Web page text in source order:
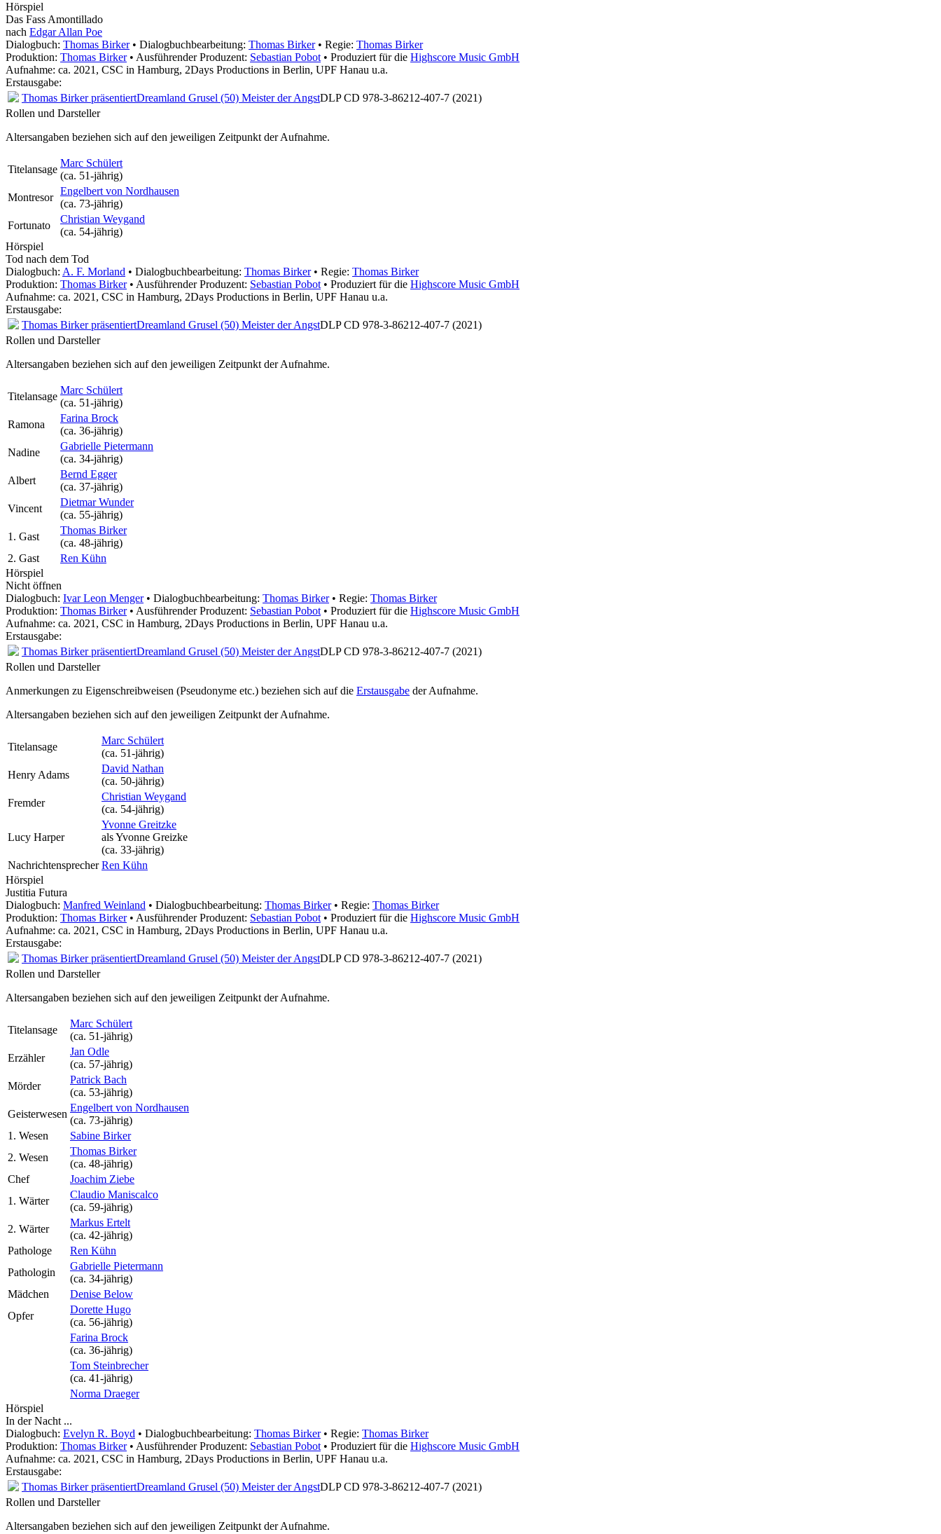
Hörspiel
Das Fass Amontillado
nach Edgar Allan Poe
Dialogbuch: Thomas Birker• Dialogbuchbearbeitung: Thomas Birker• Regie: Thomas Birker
Produktion: Thomas Birker• Ausführender Produzent: Sebastian Pobot • Produziert für die Highscore Music GmbH
Aufnahme: ca. 2021, CSC in Hamburg, 2Days Productions in Berlin, UPF Hanau u.a.
Erstausgabe:
Thomas Birker präsentiertDreamland Grusel (50) Meister der AngstDLP CD 978-3-86212-407-7 (2021)
Rollen und Darsteller
Altersangaben beziehen sich auf den jeweiligen Zeitpunkt der Aufnahme.
Titelansage
Marc Schülert
(ca. 51‑jährig)
Montresor
Engelbert von Nordhausen
(ca. 73‑jährig)
Fortunato
Christian Weygand
(ca. 54‑jährig)
Hörspiel
Tod nach dem Tod
Dialogbuch: A. F. Morland • Dialogbuchbearbeitung: Thomas Birker• Regie: Thomas Birker
Produktion: Thomas Birker• Ausführender Produzent: Sebastian Pobot • Produziert für die Highscore Music GmbH
Aufnahme: ca. 2021, CSC in Hamburg, 2Days Productions in Berlin, UPF Hanau u.a.
Erstausgabe:
Thomas Birker präsentiertDreamland Grusel (50) Meister der AngstDLP CD 978-3-86212-407-7 (2021)
Rollen und Darsteller
Altersangaben beziehen sich auf den jeweiligen Zeitpunkt der Aufnahme.
Titelansage
Marc Schülert
(ca. 51‑jährig)
Ramona
Farina Brock
(ca. 36‑jährig)
Nadine
Gabrielle Pietermann
(ca. 34‑jährig)
Albert
Bernd Egger
(ca. 37‑jährig)
Vincent
Dietmar Wunder
(ca. 55‑jährig)
1. Gast
Thomas Birker
(ca. 48‑jährig)
2. Gast
Ren Kühn
Hörspiel
Nicht öffnen
Dialogbuch: Ivar Leon Menger• Dialogbuchbearbeitung: Thomas Birker• Regie: Thomas Birker
Produktion: Thomas Birker• Ausführender Produzent: Sebastian Pobot • Produziert für die Highscore Music GmbH
Aufnahme: ca. 2021, CSC in Hamburg, 2Days Productions in Berlin, UPF Hanau u.a.
Erstausgabe:
Thomas Birker präsentiertDreamland Grusel (50) Meister der AngstDLP CD 978-3-86212-407-7 (2021)
Rollen und Darsteller
Anmerkungen zu Eigenschreibweisen (Pseudonyme etc.) beziehen sich auf die Erstausgabe der Aufnahme.
Altersangaben beziehen sich auf den jeweiligen Zeitpunkt der Aufnahme.
Titelansage
Marc Schülert
(ca. 51‑jährig)
Henry Adams
David Nathan
(ca. 50‑jährig)
Fremder
Christian Weygand
(ca. 54‑jährig)
Lucy Harper
Yvonne Greitzke
alsYvonne Greizke
(ca. 33‑jährig)
Nachrichtensprecher Ren Kühn
Hörspiel
Justitia Futura
Dialogbuch: Manfred Weinland • Dialogbuchbearbeitung: Thomas Birker• Regie: Thomas Birker
Produktion: Thomas Birker• Ausführender Produzent: Sebastian Pobot • Produziert für die Highscore Music GmbH
Aufnahme: ca. 2021, CSC in Hamburg, 2Days Productions in Berlin, UPF Hanau u.a.
Erstausgabe:
Thomas Birker präsentiertDreamland Grusel (50) Meister der AngstDLP CD 978-3-86212-407-7 (2021)
Rollen und Darsteller
Altersangaben beziehen sich auf den jeweiligen Zeitpunkt der Aufnahme.
Titelansage
Marc Schülert
(ca. 51‑jährig)
Erzähler
Jan Odle
(ca. 57‑jährig)
Mörder
Patrick Bach
(ca. 53‑jährig)
Geisterwesen
Engelbert von Nordhausen
(ca. 73‑jährig)
1. Wesen
Sabine Birker
2. Wesen
Thomas Birker
(ca. 48‑jährig)
Chef
Joachim Ziebe
1. Wärter
Claudio Maniscalco
(ca. 59‑jährig)
2. Wärter
Markus Ertelt
(ca. 42‑jährig)
Pathologe
Ren Kühn
Pathologin
Gabrielle Pietermann
(ca. 34‑jährig)
Mädchen
Denise Below
Opfer
Dorette Hugo
(ca. 56‑jährig)
Farina Brock
(ca. 36‑jährig)
Tom Steinbrecher
(ca. 41‑jährig)
Norma Draeger
Hörspiel
In der Nacht ...
Dialogbuch: Evelyn R. Boyd • Dialogbuchbearbeitung: Thomas Birker• Regie: Thomas Birker
Produktion: Thomas Birker• Ausführender Produzent: Sebastian Pobot • Produziert für die Highscore Music GmbH
Aufnahme: ca. 2021, CSC in Hamburg, 2Days Productions in Berlin, UPF Hanau u.a.
Erstausgabe:
Thomas Birker präsentiertDreamland Grusel (50) Meister der AngstDLP CD 978-3-86212-407-7 (2021)
Rollen und Darsteller
Altersangaben beziehen sich auf den jeweiligen Zeitpunkt der Aufnahme.